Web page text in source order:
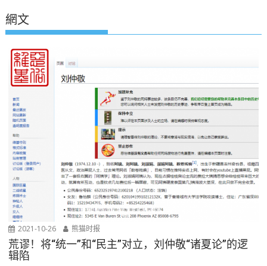
網文
2021-10-26 熊猫时报
荒谬！将“统一”和“民主”对立，刘仲敬“诸夏论”的逻
辑陷